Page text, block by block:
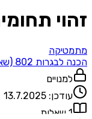
זהוי
מתמטיקה
הכנה לבגרות 802 (שאלון 381)
למנויים
עודכן: 13.7.2025
1 שאלות